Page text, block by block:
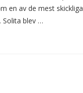
en av de mest skickliga
Solita blev …